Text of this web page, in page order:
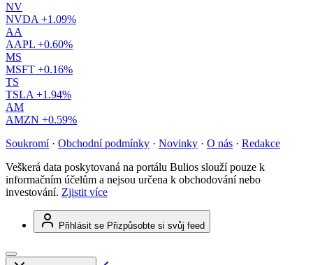
NV
NVDA +1.09%
AA
AAPL +0.60%
MS
MSFT +0.16%
TS
TSLA +1.94%
AM
AMZN +0.59%
Soukromí · Obchodní podmínky · Novinky · O nás · Redakce
Veškerá data poskytovaná na portálu Bulios slouží pouze k
informačním účelům a nejsou určena k obchodování nebo
investování. Zjistit více
Přihlásit se Přizpůsobte si svůj feed